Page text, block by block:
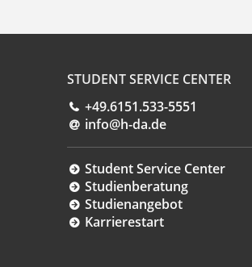
STUDENT SERVICE CENTER
+49.6151.533-5551
info@h-da.de
Student Service Center
Studienberatung
Studienangebot
Karrierestart